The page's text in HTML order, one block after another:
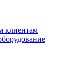
клиентам